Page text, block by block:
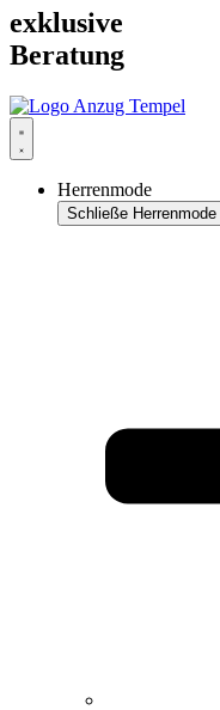
exklusive
Beratung
Herrenmode
Schließe Herrenmode